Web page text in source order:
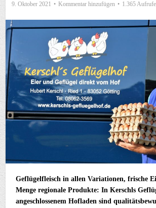
9. Oktober 2021 Kommentar hinzufügen 1.365 Aufrufe
Geflügelfleisch in allen Variationen, frische
Menge regionale Produkte: In Kerschls
angeschlossenem Hofladen sind